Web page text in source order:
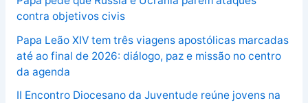
contra objetivos civis
Papa Leão XIV tem três viagens apostólicas marcadas
até ao final de 2026: diálogo, paz e missão no centro
da agenda
II Encontro Diocesano da Juventude reúne jovens na